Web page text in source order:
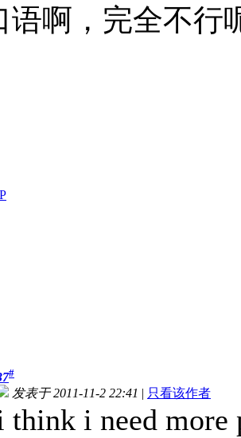
语啊，完全不行
#
发表于 2011-11-2 22:41 | 只看该作者
think i need more